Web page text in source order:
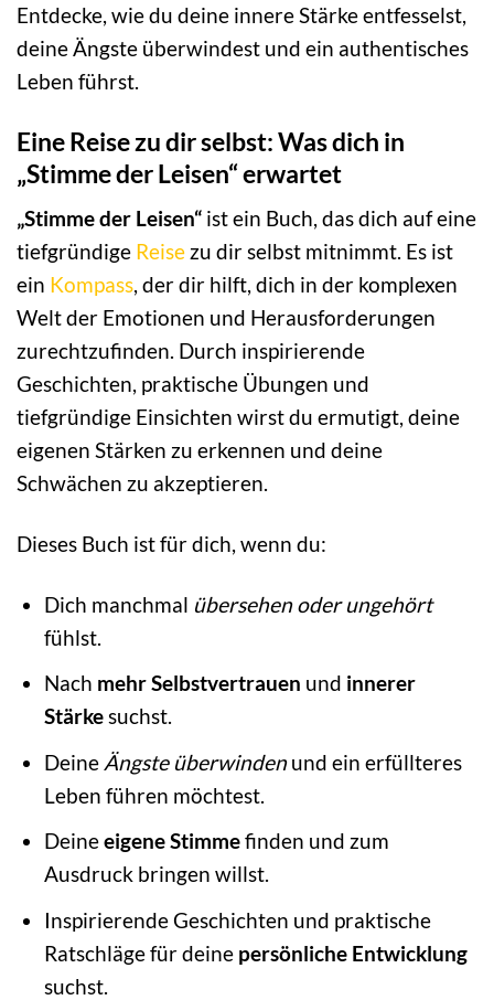
Entdecke, wie du deine innere Stärke entfesselst,
deine Ängste überwindest und ein authentisches
Leben führst.
Eine Reise zu dir selbst: Was dich in
„Stimme der Leisen“ erwartet
„Stimme der Leisen“ ist ein Buch, das dich auf eine
tiefgründige Reise zu dir selbst mitnimmt. Es ist
ein Kompass, der dir hilft, dich in der komplexen
Welt der Emotionen und Herausforderungen
zurechtzufinden. Durch inspirierende
Geschichten, praktische Übungen und
tiefgründige Einsichten wirst du ermutigt, deine
eigenen Stärken zu erkennen und deine
Schwächen zu akzeptieren.
Dieses Buch ist für dich, wenn du:
Dich manchmal übersehen oder ungehört
fühlst.
Nach mehr Selbstvertrauen und innerer
Stärkesuchst.
Deine Ängste überwindenund ein erfüllteres
Leben führen möchtest.
Deineeigene Stimmefinden und zum
Ausdruck bringen willst.
Inspirierende Geschichten und praktische
Ratschläge für deine persönliche Entwicklung
suchst.